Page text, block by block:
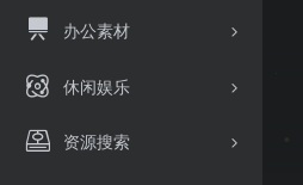
办公素材
休闲娱乐
资源搜索